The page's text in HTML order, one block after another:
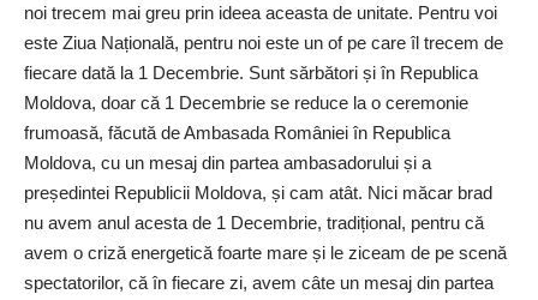
noi trecem mai greu prin ideea aceasta de unitate. Pentru voi
este Ziua Națională, pentru noi este un of pe care îl trecem de
fiecare dată la 1 Decembrie. Sunt sărbători și în Republica
Moldova, doar că 1 Decembrie se reduce la o ceremonie
frumoasă, făcută de Ambasada României în Republica
Moldova, cu un mesaj din partea ambasadorului și a
președintei Republicii Moldova, și cam atât. Nici măcar brad
nu avem anul acesta de 1 Decembrie, tradițional, pentru că
avem o criză energetică foarte mare și le ziceam de pe scenă
spectatorilor, că în fiecare zi, avem câte un mesaj din partea